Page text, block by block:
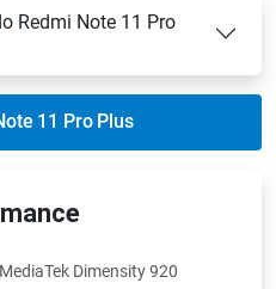
Redmi Note 11 Pro
11 Pro Plus
MediaTek Dimensity 920